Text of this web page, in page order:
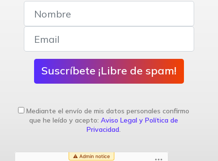
Suscríbete ¡Libre de spam!
Mediante el envío de mis datos personales confirmo
que he leído y acepto: Aviso Legal y Política de
Privacidad.